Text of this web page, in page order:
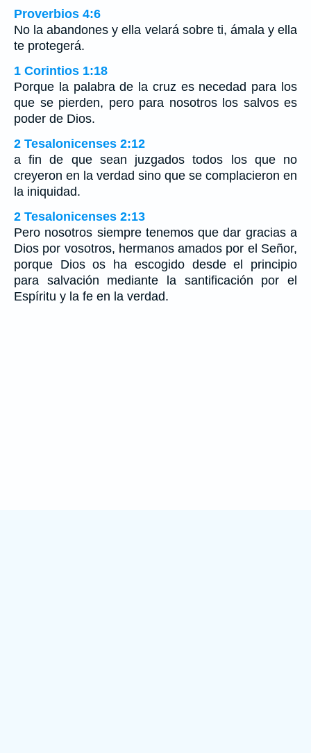
Proverbios 4:6
No la abandones y ella velará sobre ti, ámala y ella
te protegerá.
1 Corintios 1:18
Porque la palabra de la cruz es necedad para los
que se pierden, pero para nosotros los salvos es
poder de Dios.
2 Tesalonicenses 2:12
a fin de que sean juzgados todos los que no
creyeron en la verdad sino que se complacieron en
la iniquidad.
2 Tesalonicenses 2:13
Pero nosotros siempre tenemos que dar gracias a
Dios por vosotros, hermanos amados por el Señor,
porque Dios os ha escogido desde el principio
para salvación mediante la santificación por el
Espíritu y la fe en la verdad.